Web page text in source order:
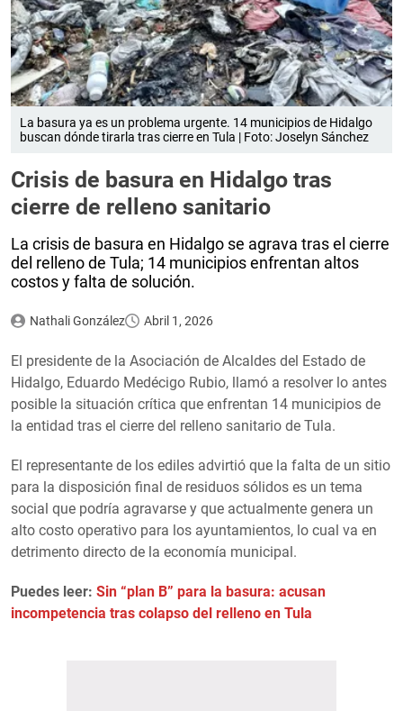
La basura ya es un problema urgente. 14 municipios de Hidalgo
buscan dónde tirarla tras cierre en Tula | Foto: Joselyn Sánchez
Crisis de basura en Hidalgo tras
cierre de relleno sanitario
La crisis de basura en Hidalgo se agrava tras el cierre
del relleno de Tula; 14 municipios enfrentan altos
costos y falta de solución.
Nathali González Abril 1, 2026
El presidente de la Asociación de Alcaldes del Estado de
Hidalgo, Eduardo Medécigo Rubio, llamó a resolver lo antes
posible la situación crítica que enfrentan 14 municipios de
la entidad tras el cierre del relleno sanitario de Tula.
El representante de los ediles advirtió que la falta de un sitio
para la disposición final de residuos sólidos es un tema
social que podría agravarse y que actualmente genera un
alto costo operativo para los ayuntamientos, lo cual va en
detrimento directo de la economía municipal.
Puedes leer: Sin “plan B” para la basura: acusan
incompetencia tras colapso del relleno en Tula